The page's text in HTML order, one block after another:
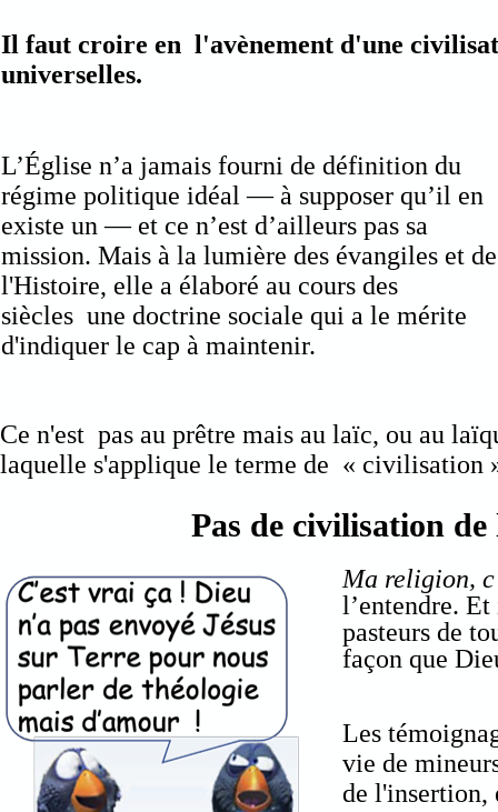
Pas de civilisation
Ma religion,
l’entendre.
pasteurs de
façon que
L’Église n’a jamais fourni de définition du
régime politique idéal — à supposer qu’il en
existe un — et ce n’est d’ailleurs pas sa
mission. Mais à la lumière des évangiles et de
l'Histoire, elle a élaboré au cours des
siècles une doctrine sociale qui a le mérite
d'indiquer le cap à maintenir.
Il faut croire en l'avènement d'une
universelles.
Les
vie de
de l'insertion,
Ce n'est pas au prêtre mais au laïc, ou au
laquelle s'applique le terme de « civilisation